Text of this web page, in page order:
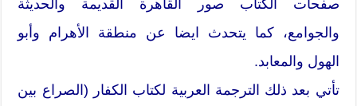
صفحات الكتاب صور القاهرة القديمة والحديثة
والجوامع، كما يتحدث ايضا عن منطقة الأهرام وأبو
الهول والمعابد.
تأتي بعد ذلك الترجمة العربية لكتاب الكفار (الصراع بين